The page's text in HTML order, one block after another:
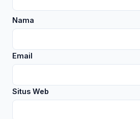
Nama
Email
Situs Web